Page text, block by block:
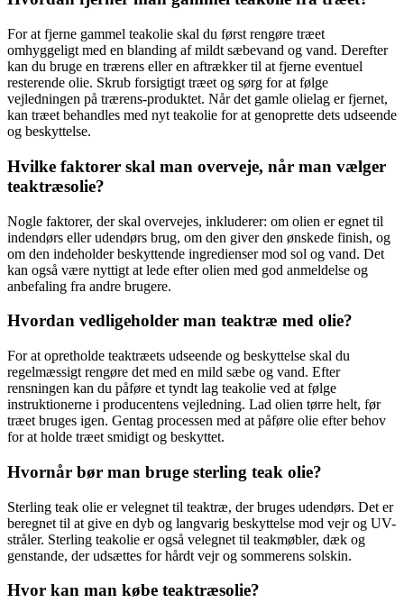
For at fjerne gammel teakolie skal du først rengøre træet
omhyggeligt med en blanding af mildt sæbevand og vand. Derefter
kan du bruge en trærens eller en aftrækker til at fjerne eventuel
resterende olie. Skrub forsigtigt træet og sørg for at følge
vejledningen på trærens-produktet. Når det gamle olielag er fjernet,
kan træet behandles med nyt teakolie for at genoprette dets udseende
og beskyttelse.
Hvilke faktorer skal man overveje, når man vælger
teaktræsolie?
Nogle faktorer, der skal overvejes, inkluderer: om olien er egnet til
indendørs eller udendørs brug, om den giver den ønskede finish, og
om den indeholder beskyttende ingredienser mod sol og vand. Det
kan også være nyttigt at lede efter olien med god anmeldelse og
anbefaling fra andre brugere.
Hvordan vedligeholder man teaktræ med olie?
For at opretholde teaktræets udseende og beskyttelse skal du
regelmæssigt rengøre det med en mild sæbe og vand. Efter
rensningen kan du påføre et tyndt lag teakolie ved at følge
instruktionerne i producentens vejledning. Lad olien tørre helt, før
træet bruges igen. Gentag processen med at påføre olie efter behov
for at holde træet smidigt og beskyttet.
Hvornår bør man bruge sterling teak olie?
Sterling teak olie er velegnet til teaktræ, der bruges udendørs. Det er
beregnet til at give en dyb og langvarig beskyttelse mod vejr og UV-
stråler. Sterling teakolie er også velegnet til teakmøbler, dæk og
genstande, der udsættes for hårdt vejr og sommerens solskin.
Hvor kan man købe teaktræsolie?